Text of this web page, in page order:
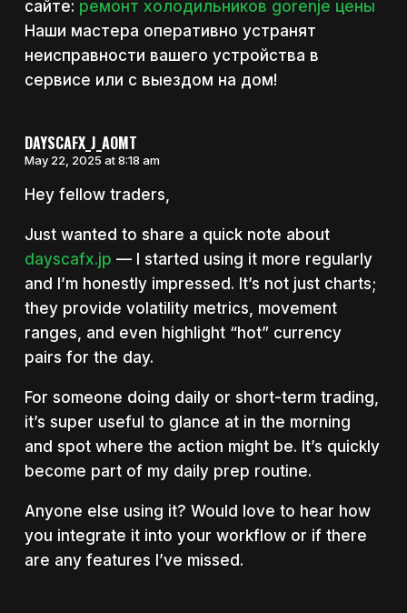
сайте: ремонт холодильников gorenje цены
Наши мастера оперативно устранят
неисправности вашего устройства в
сервисе или с выездом на дом!
DAYSCAFX_J_AOMT
May 22, 2025 at 8:18 am
Hey fellow traders,
Just wanted to share a quick note about
dayscafx.jp — I started using it more regularly
and I’m honestly impressed. It’s not just charts;
they provide volatility metrics, movement
ranges, and even highlight “hot” currency
pairs for the day.
For someone doing daily or short-term trading,
it’s super useful to glance at in the morning
and spot where the action might be. It’s quickly
become part of my daily prep routine.
Anyone else using it? Would love to hear how
you integrate it into your workflow or if there
are any features I’ve missed.